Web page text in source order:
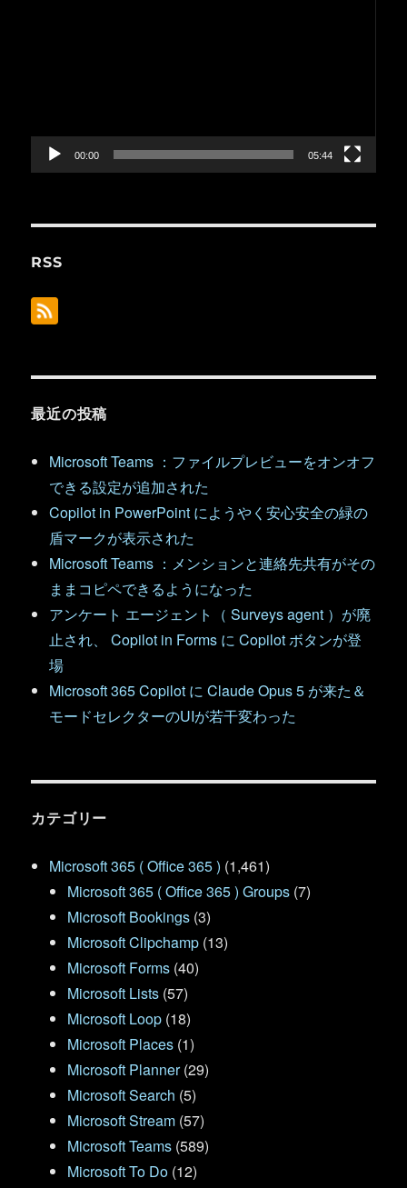
ー
00:00 05:44
RSS
最近の投稿
Microsoft Teams ：ファイルプレビューをオンオフ
できる設定が追加された
Copilot in PowerPoint にようやく安心安全の緑の
盾マークが表示された
Microsoft Teams ：メンションと連絡先共有がその
ままコピペできるようになった
アンケート エージェント（ Surveys agent ）が廃
止され、 Copilot in Forms に Copilot ボタンが登
場
Microsoft 365 Copilot に Claude Opus 5 が来た＆
モードセレクターのUIが若干変わった
カテゴリー
Microsoft 365 ( Office 365 ) (1,461)
Microsoft 365 ( Office 365 ) Groups (7)
Microsoft Bookings (3)
Microsoft Clipchamp (13)
Microsoft Forms (40)
Microsoft Lists (57)
Microsoft Loop (18)
Microsoft Places (1)
Microsoft Planner(29)
Microsoft Search (5)
Microsoft Stream (57)
Microsoft Teams (589)
Microsoft To Do (12)